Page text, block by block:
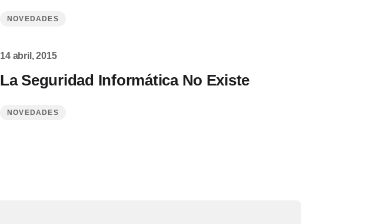
NOVEDADES
14 abril, 2015
La Seguridad Informática No Existe
NOVEDADES